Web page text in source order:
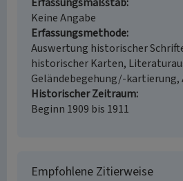
Keine Angabe
Erfassungsmethode
Auswertung historischer
historischer Karten,
Geländebegehung/-kartierung,
Historischer Zeitraum
Beginn 1909 bis 1911
Empfohlene Zitierweise